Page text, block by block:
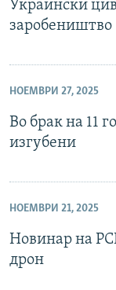
Украински
заробеништво
НОЕМВРИ 27, 2025
Во брак на 11
изгубени
НОЕМВРИ 21, 2025
Новинар на
дрон